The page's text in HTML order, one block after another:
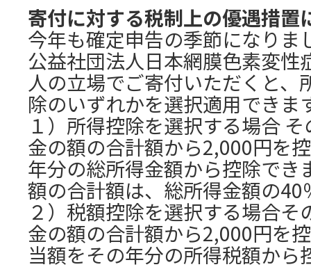
寄付に対する税制上の優遇措置
今年も確定申告の季節になりま
公益社団法人日本網膜色素変性
人の立場でご寄付いただくと、
除のいずれかを選択適用できま
１）所得控除を選択する場合
金の額の合計額から2,000円を
年分の総所得金額から控除でき
額の合計額は、総所得金額の
２）税額控除を選択する場合
金の額の合計額から2,000円を
当額をその年分の所得税額から